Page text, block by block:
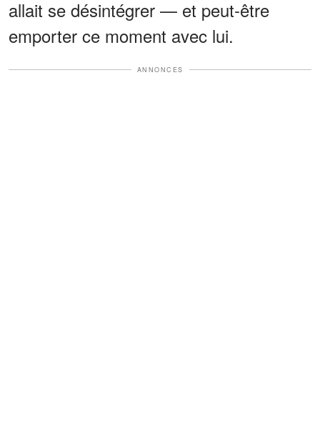
allait se désintégrer — et peut-être
emporter ce moment avec lui.
ANNONCES